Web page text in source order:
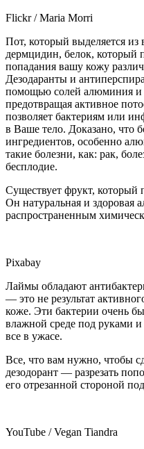
Flickr / Maria Morri
Пот, который выделяется
дермцидин, белок, который
попадания вашу кожу
Дезодаранты и
помощью солей алюминия и
предотвращая активное
позволяет бактериям или
в Ваше тело. Доказано, что
ингредиентов, особенно
такие болезни, как: рак,
бесплодие.
Существует фрукт, который
Он натуральная и здоровая
распространенным
Pixabay
Лаймы обладают
— это не результат
коже. Эти бактерии очень
влажной среде под руками
все в ужасе.
Все, что вам нужно, чтобы
дезодорант — разрезать
его отрезанной стороной
YouTube / Vegan Tiandra